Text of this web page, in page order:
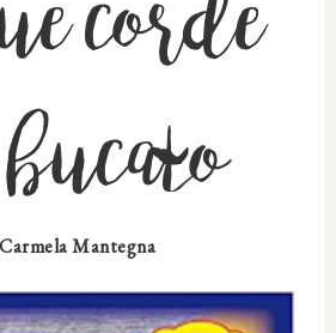
corde
Carmela Mantegna